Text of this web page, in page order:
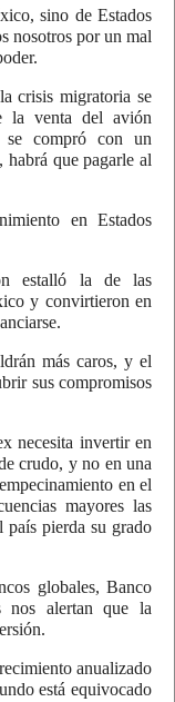
sino de Estados
nosotros por un mal
crisis migratoria se
la venta del avión
se compró con un
habrá que pagarle al
en Estados
estalló la de las
y convirtieron en
más caros, y el
sus compromisos
necesita invertir en
crudo, y no en una
en el
mayores las
pierda su grado
globales, Banco
nos alertan que la
anualizado
está equivocado